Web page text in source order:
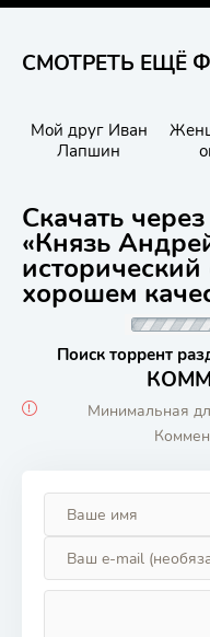
СМОТРЕТЬ ЕЩЁ
Мой друг Иван
Лапшин
Скачать
«Князь
хорошем
Поиск торрент
Минимальная